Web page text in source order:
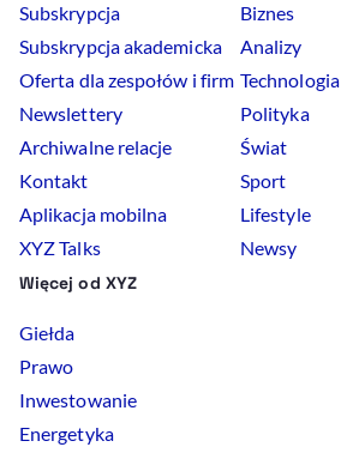
Subskrypcja
Subskrypcja akademicka
Oferta dla zespołów i firm
Newslettery
Archiwalne relacje
Kontakt
Aplikacja mobilna
XYZ Talks
Biznes
Analizy
Technologia
Polityka
Świat
Sport
Lifestyle
Newsy
Więcej od XYZ
Giełda
Prawo
Inwestowanie
Energetyka